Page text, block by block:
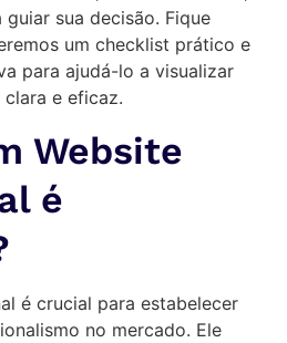
sua decisão. Fique
um checklist prático e
para ajudá-lo a visualizar
e eficaz.
Website
é
é crucial para estabelecer
no mercado. Ele